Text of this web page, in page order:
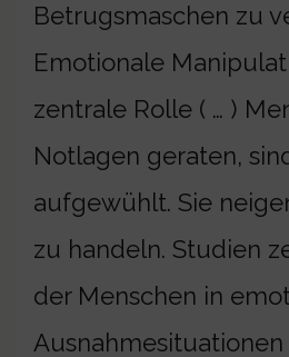
Betrugsmaschen zu
Emotionale
zentrale Rolle ( … )
Notlagen geraten,
aufgewühlt. Sie
zu handeln. Studien
der Menschen in